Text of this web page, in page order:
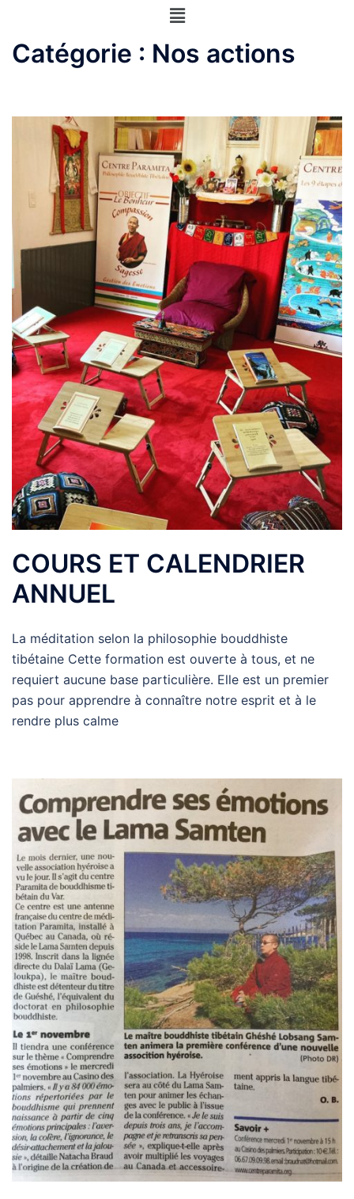
Catégorie : Nos actions
COURS ET CALENDRIER
ANNUEL
La méditation selon la philosophie bouddhiste
tibétaine Cette formation est ouverte à tous, et ne
requiert aucune base particulière. Elle est un premier
pas pour apprendre à connaître notre esprit et à le
rendre plus calme